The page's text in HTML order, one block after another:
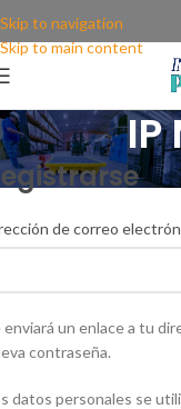
Skip to navigation
Skip to main content
de correo
enviará un enlace a tu
contraseña.
datos personales se